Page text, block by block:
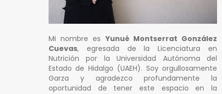
Mi nombre es Yunué Montserrat González
Cuevas, egresada de la Licenciatura en
Nutrición por la Universidad Autónoma del
Estado de Hidalgo (UAEH). Soy orgullosamente
Garza y agradezco profundamente la
oportunidad de tener este espacio en la